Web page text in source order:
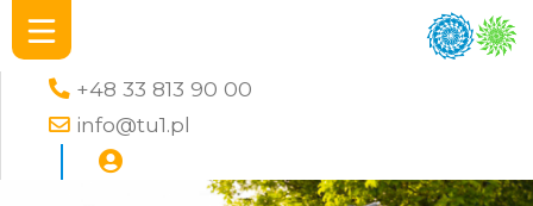
+48 33 813 90 00
info@tu1.pl